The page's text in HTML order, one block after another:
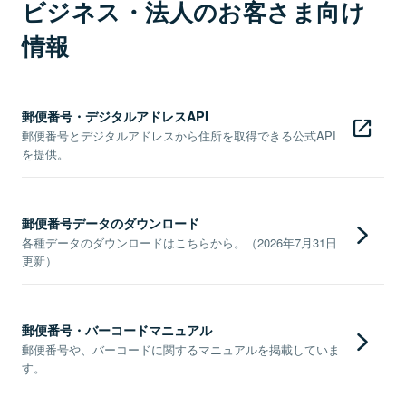
ビジネス・法人のお客さま向け
情報
郵便番号・デジタルアドレスAPI
郵便番号とデジタルアドレスから住所を取得できる公式API
を提供。
郵便番号データのダウンロード
各種データのダウンロードはこちらから。（2026年7月31日
更新）
郵便番号・バーコードマニュアル
郵便番号や、バーコードに関するマニュアルを掲載していま
す。